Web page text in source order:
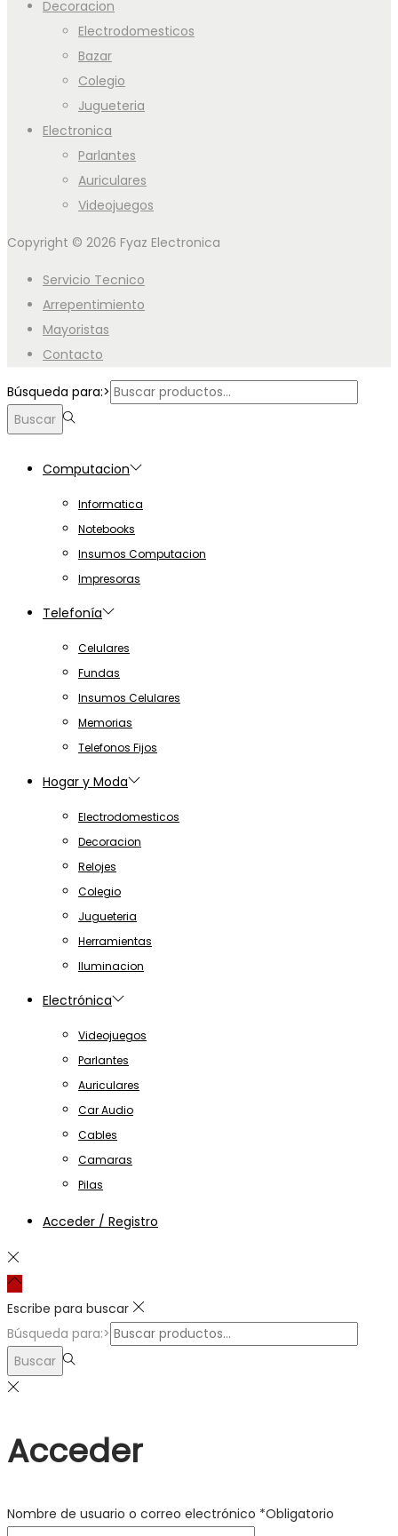
Decoracion
Electrodomesticos
Bazar
Colegio
Jugueteria
Electronica
Parlantes
Auriculares
Videojuegos
Copyright © 2026 Fyaz Electronica
Servicio Tecnico
Arrepentimiento
Mayoristas
Contacto
Búsqueda para:>
Buscar
Computacion
Informatica
Notebooks
Insumos Computacion
Impresoras
Telefonía
Celulares
Fundas
Insumos Celulares
Memorias
Telefonos Fijos
Hogar y Moda
Electrodomesticos
Decoracion
Relojes
Colegio
Jugueteria
Herramientas
Iluminacion
Electrónica
Videojuegos
Parlantes
Auriculares
Car Audio
Cables
Camaras
Pilas
Acceder / Registro
Escribe para buscar
Búsqueda para:>
Buscar
Acceder
Nombre de usuario o correo electrónico *Obligatorio